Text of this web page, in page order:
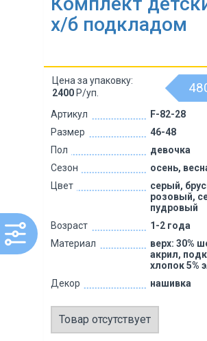
х/б подкладом
Артикул
F-82-28
Размер
46-48
Пол
девочка
Сезон
осень,
Цвет
серый,
розовый,
пудровый
Возраст
1-2 года
Материал
верх: 30%
акрил,
хлопок 5%
Декор
нашивка
Цена за упаковку:
2400 Р/уп.
Товар отсутствует